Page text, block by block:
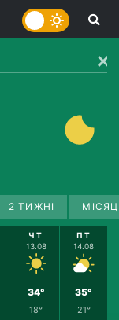
2 ТИЖНІ
ЧТ
13.08
34°
18°
ПТ
14.08
35°
21°